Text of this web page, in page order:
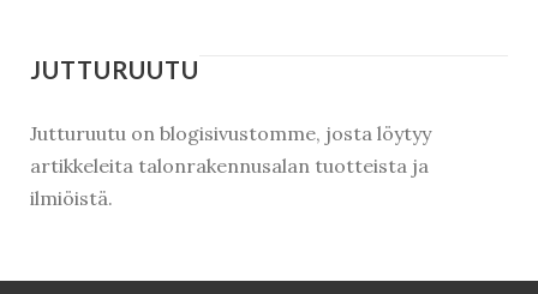
JUTTURUUTU
Jutturuutu on blogisivustomme, josta löytyy
artikkeleita talonrakennusalan tuotteista ja
ilmiöistä.